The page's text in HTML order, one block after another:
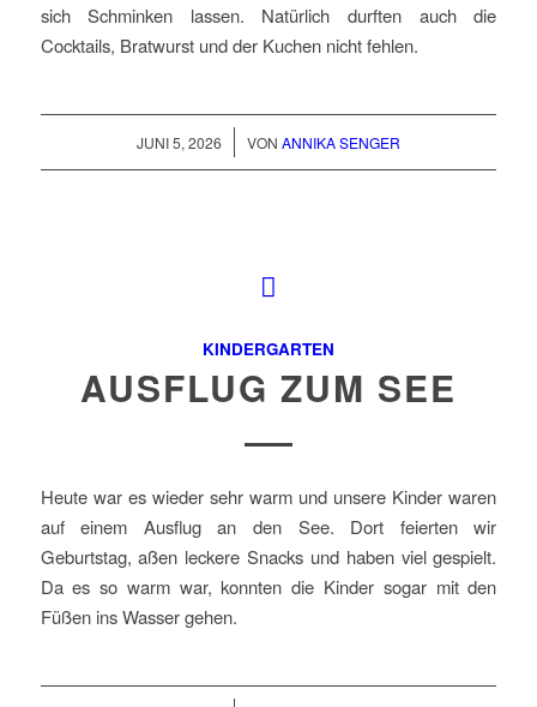
sich Schminken lassen. Natürlich durften auch die
Cocktails, Bratwurst und der Kuchen nicht fehlen.
JUNI 5, 2026
/ VON ANNIKA SENGER
KINDERGARTEN
AUSFLUG ZUM SEE
Heute war es wieder sehr warm und unsere Kinder waren
auf einem Ausflug an den See. Dort feierten wir
Geburtstag, aßen leckere Snacks und haben viel gespielt.
Da es so warm war, konnten die Kinder sogar mit den
Füßen ins Wasser gehen.